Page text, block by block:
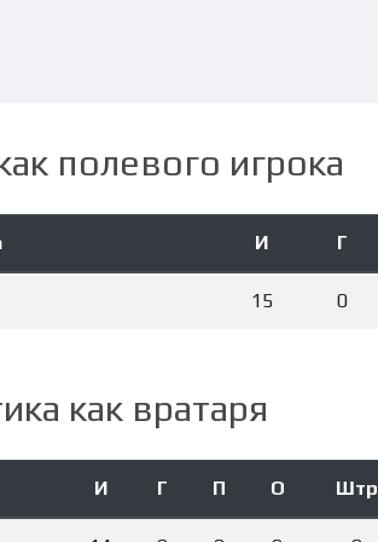
полевого игрока
И Г
15 0
как вратаря
И Г П О Штр